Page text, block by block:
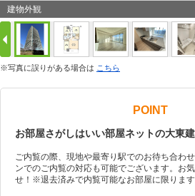
建物外観
※写真に誤りがある場合は こちら
POINT
お部屋さがしはいい部屋ネットの大東建
ご内覧の際、現地や最寄り駅でのお待ち合わ
ンでのご内覧の対応も可能でございます。お
せ！※退去済みで内覧可能なお部屋に限ります